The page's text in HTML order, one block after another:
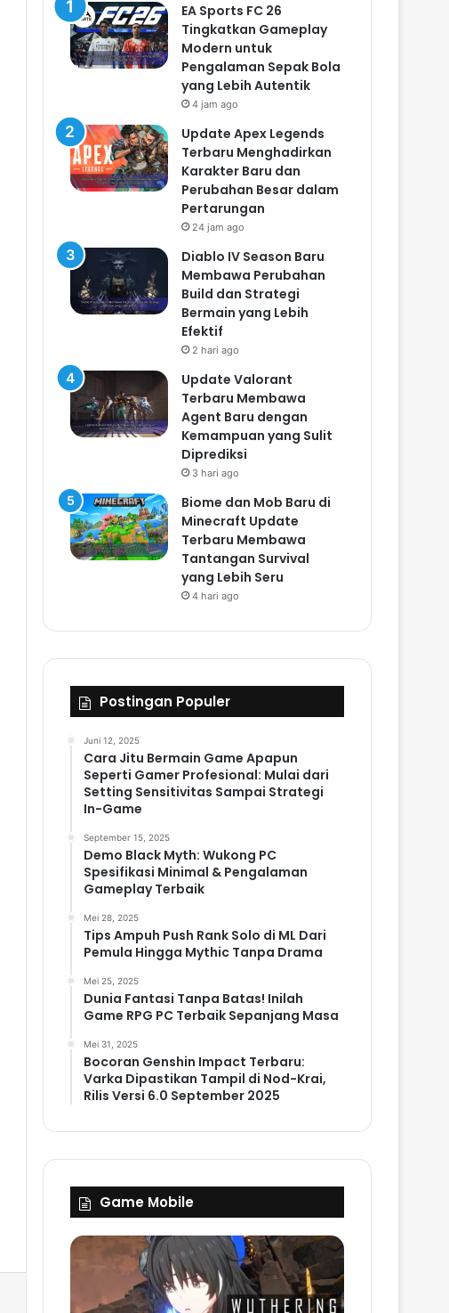
EA Sports FC 26
Tingkatkan Gameplay
Modern untuk
Pengalaman Sepak Bola
yang Lebih Autentik
4 jam ago
Update Apex Legends
Terbaru Menghadirkan
Karakter Baru dan
Perubahan Besar dalam
Pertarungan
24 jam ago
Diablo IV Season Baru
Membawa Perubahan
Build dan Strategi
Bermain yang Lebih
Efektif
2 hari ago
Update Valorant
Terbaru Membawa
Agent Baru dengan
Kemampuan yang Sulit
Diprediksi
3 hari ago
Biome dan Mob Baru di
Minecraft Update
Terbaru Membawa
Tantangan Survival
yang Lebih Seru
4 hari ago
Postingan Populer
Juni 12, 2025
Cara Jitu Bermain Game Apapun
Seperti Gamer Profesional: Mulai dari
Setting Sensitivitas Sampai Strategi
In-Game
September 15, 2025
Demo Black Myth: Wukong PC
Spesifikasi Minimal & Pengalaman
Gameplay Terbaik
Mei 28, 2025
Tips Ampuh Push Rank Solo di ML Dari
Pemula Hingga Mythic Tanpa Drama
Mei 25, 2025
Dunia Fantasi Tanpa Batas! Inilah
Game RPG PC Terbaik Sepanjang Masa
Mei 31, 2025
Bocoran Genshin Impact Terbaru:
Varka Dipastikan Tampil di Nod-Krai,
Rilis Versi 6.0 September 2025
Game Mobile